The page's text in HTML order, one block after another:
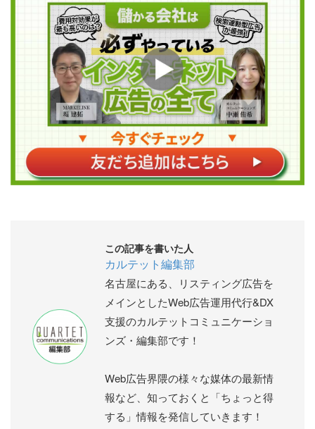
この記事を書いた人
カルテット編集部
名古屋にある、リスティング広告を
メインとしたWeb広告運用代行&DX
支援のカルテットコミュニケーショ
ンズ・編集部です！
Web広告界隈の様々な媒体の最新情
報など、知っておくと「ちょっと得
する」情報を発信していきます！